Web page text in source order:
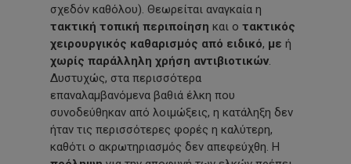
σχεδόν καθόλου). Θεωρείται αναγκαία η
τακτική τοπική περιποίηση και ο τακτικός
χειρουργικός καθαρισμός από ειδικό, με ή
χωρίς παράλληλη χρήση αντιβιοτικών
Δυστυχώς, στα περισσότερα
επαναλαμβανόμενα βαθιά έλκη που
συνοδεύθηκαν από λοιμώξεις, η κατάληξη δεν
ήταν τις περισσότερες φορές η καλύτερη,
καθότι ο ακρωτηριασμός δεν απεφεύχθη. Η